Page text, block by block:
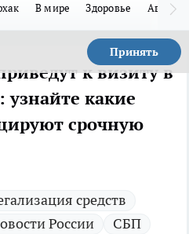
В мире Здоровье Авто
Принять
к визиту в
узнайте какие
срочную
средств
России СБП